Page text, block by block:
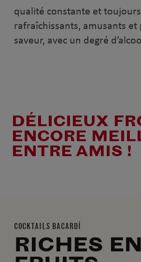
qualité constante et toujours
rafraîchissants, amusants et
saveur, avec un degré
DÉLICIEUX
ENCORE
ENTRE AMIS !
COCKTAILS BACARDÍ
RICHES EN